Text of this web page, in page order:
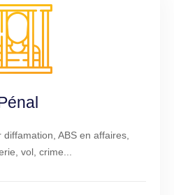
ABS en affaires,
vol, crime...